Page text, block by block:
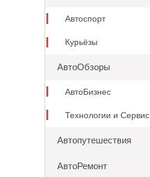
Автоспорт
Курьёзы
АвтоОбзоры
АвтоБизнес
Технологии и Сервис
Автопутешествия
АвтоРемонт